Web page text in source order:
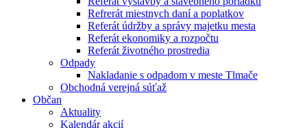
Refrerát miestnych daní a poplatkov
Referát údržby a správy majetku mesta
Referát ekonomiky a rozpočtu
Referát životného prostredia
Odpady
Nakladanie s odpadom v meste Tlmače
Obchodná verejná súťaž
Občan
Aktuality
Kalendár akcií